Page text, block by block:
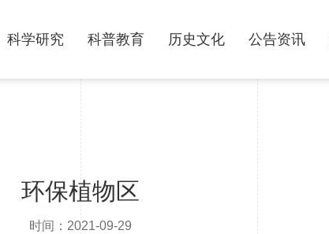
科学研究 科普教育 历史文化 公告资讯
环保植物区
时间：2021-09-29